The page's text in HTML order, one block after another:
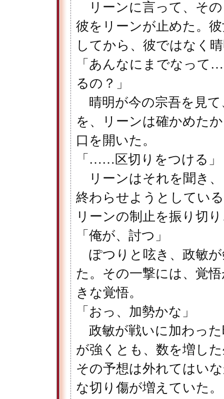
リーンに言って、そ
彼をリーンが止めた。
してから、彼ではなく
「あんなにまでなっ
るの？」
晴明が今の宗吾を見
を、リーンは確かめた
口を開いた。
「……区切りをつける」
リーンはそれを聞き、
終わらせようとしてい
リーンの制止を振り切
「俺が、討つ」
ぽつりと呟き、政敏が
た。その一撃には、覚
きな覚悟。
「おっ、加勢かな」
政敏が戦いに加わった
が強くとも、数を増し
その予想は外れてはい
な切り傷が増えていた